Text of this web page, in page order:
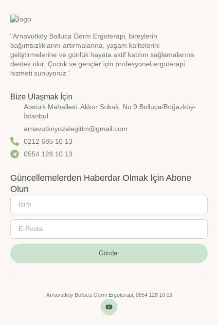
"Arnavutköy Bolluca Öerm Ergoterapi, bireylerin
bağımsızlıklarını artırmalarına, yaşam kalitelerini
geliştirmelerine ve günlük hayata aktif katılım sağlamalarına
destek olur. Çocuk ve gençler için profesyonel ergoterapi
hizmeti sunuyoruz.”
Bize Ulaşmak İçin
Atatürk Mahallesi. Akkor Sokak. No:9 Bolluca/Boğazköy-
İstanbul
arnavutkoyozelegitim@gmail.com
0212 685 10 13
0554 128 10 13
Güncellemelerden Haberdar Olmak İçin Abone
Olun
Gönder
Arnavutköy Bolluca Öerm Ergoterapi, 0554 128 10 13